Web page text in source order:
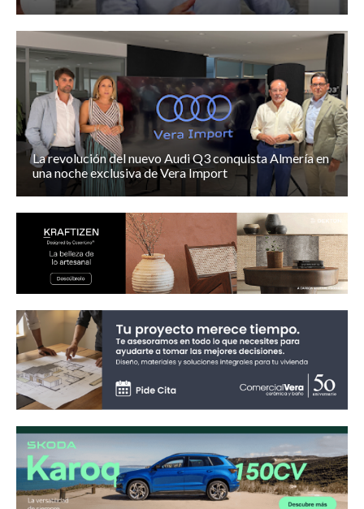
La revolución del nuevo Audi Q3 conquista Almería en
una noche exclusiva de Vera Import